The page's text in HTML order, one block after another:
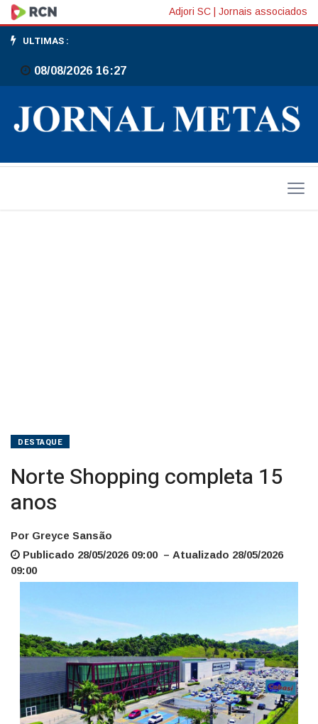
Norte
Shopping
completa
15
anos
Adjori SC Jornais associados
ULTIMAS :
08/08/2026 16:27
DESTAQUE
Norte Shopping completa 15
anos
Por Greyce Sansão
Publicado 28/05/2026 09:00 – Atualizado 28/05/2026
09:00